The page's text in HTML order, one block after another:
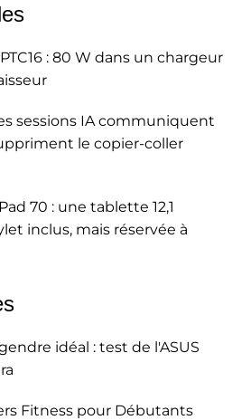
: 80 W dans un chargeur
sessions IA communiquent
le copier-coller
70 : une tablette 12,1
inclus, mais réservée à
idéal : test de l'ASUS
Fitness pour Débutants